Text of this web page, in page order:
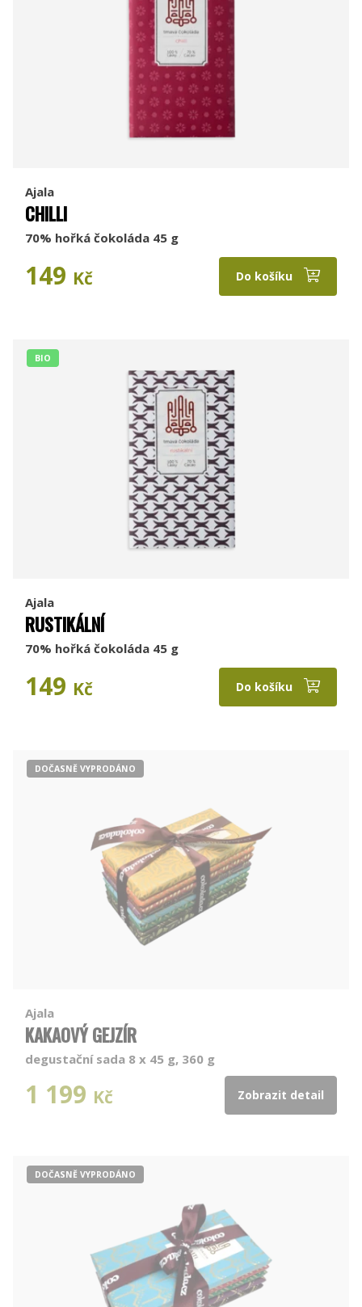
Ajala
CHILLI
70% hořká čokoláda 45 g
149 Kč Do košíku
BIO
Ajala
RUSTIKÁLNÍ
70% hořká čokoláda 45 g
149 Kč Do košíku
DOČASNĚ VYPRODÁNO
Ajala
KAKAOVÝ GEJZÍR
degustační sada 8 x 45 g, 360 g
1 199 Kč Zobrazit detail
DOČASNĚ VYPRODÁNO